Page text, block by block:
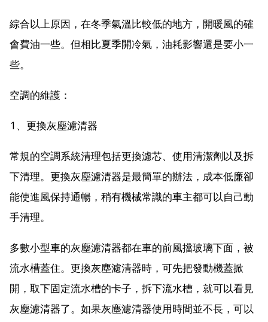
綜合以上原因，在冬季氣溫比較低的地方，開暖風的確
會費油一些。但相比夏季開冷氣，油耗影響還是要小一
些。
空調的維護：
1、更換灰塵濾清器
常規的空調系統清理包括更換濾芯、使用清潔劑以及拆
下清理。更換灰塵濾清器是最簡單的辦法，成本低廉卻
能使進風保持通暢，稍有機械常識的車主都可以自己動
手清理。
多數小型車的灰塵濾清器都在車的前風擋玻璃下面，被
流水槽蓋住。更換灰塵濾清器時，可先把發動機蓋掀
開，取下固定流水槽的卡子，拆下流水槽，就可以看見
灰塵濾清器了。如果灰塵濾清器使用時間並不長，可以